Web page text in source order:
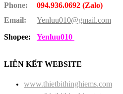
Phone:
094.936.0692 (Zalo)
Email:
Yenluu010@gmail.com
Shopee:
Yenluu010
LIÊN KẾT WEBSITE
www.thietbithinghiems.com